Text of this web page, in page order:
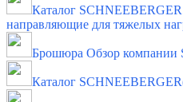
Каталог
направляющие для тяжелых
Брошюра Обзор компании
Каталог